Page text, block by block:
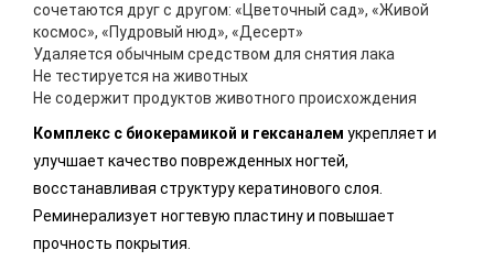
сочетаются друг с другом: «Цветочный сад», «Живой
космос», «Пудровый нюд», «Десерт»
Удаляется обычным средством для снятия лака
Не тестируется на животных
Не содержит продуктов животного происхождения
Комплекс с биокерамикой и гексаналем укрепляет и
улучшает качество поврежденных ногтей,
восстанавливая структуру кератинового слоя.
Реминерализует ногтевую пластину и повышает
прочность покрытия.